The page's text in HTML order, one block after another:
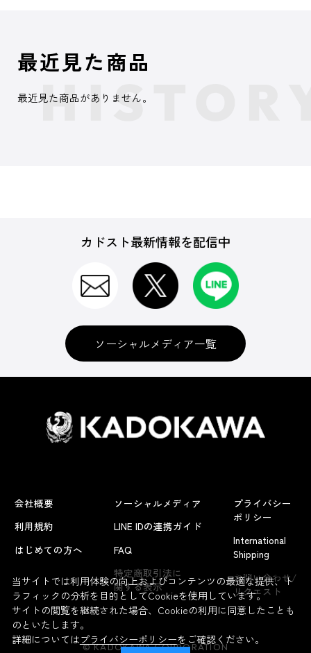
よくあるお問い合わせ
最近見た商品
最近見た商品がありません。
カドスト最新情報を配信中
ソーシャルメディア一覧
会社概要
利用規約
はじめての方へ
ソーシャルメディア
LINE IDの連携ガイド
FAQ
特定商取引法に
関する表示
プライバシー
ポリシー
International
Shipping
お問い合わせ/
リクエスト
© KADOKAWA CORPORATION
当サイトでは利用体験の向上およびコンテンツの最適な提供、ト
ラフィックの分析を目的としてCookieを使用しています。
サイトの閲覧を継続された場合、Cookieの利用に同意したことも
のといたします。
詳細についてはプライバシーポリシーをご確認ください。